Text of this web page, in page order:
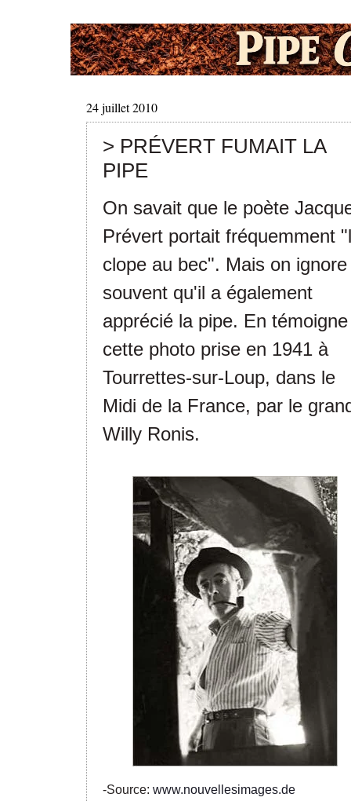
24 juillet 2010
> PRÉVERT FUMAIT LA
PIPE
On savait que le poète
Prévert portait fréquemment
clope au bec". Mais on ignore
souvent qu'il a également
apprécié la pipe. En témoigne
cette photo prise en 1941 à
Tourrettes-sur-Loup, dans le
Midi de la France, par le
Willy Ronis.
-Source: www.nouvellesimages.de